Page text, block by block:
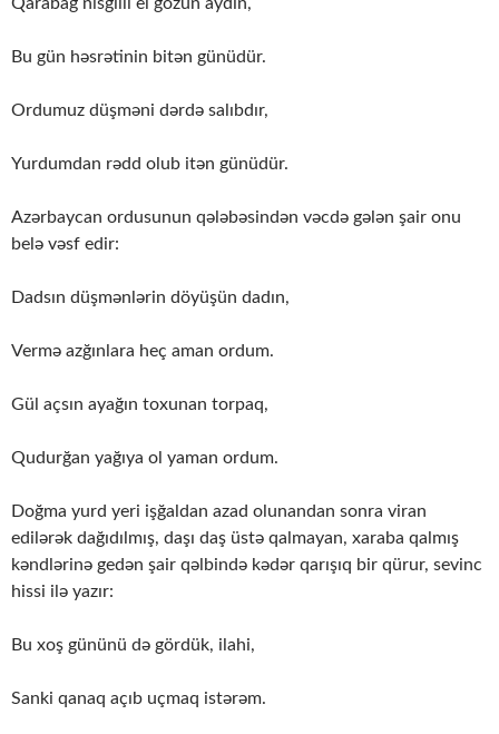
Qarabağ nisgilli el gözün aydın,
Bu gün həsrətinin bitən günüdür.
Ordumuz düşməni dərdə salıbdır,
Yurdumdan rədd olub itən günüdür.
Azərbaycan ordusunun qələbəsindən vəcdə gələn şair onu
belə vəsf edir:
Dadsın düşmənlərin döyüşün dadın,
Vermə azğınlara heç aman ordum.
Gül açsın ayağın toxunan torpaq,
Qudurğan yağıya ol yaman ordum.
Doğma yurd yeri işğaldan azad olunandan sonra viran
edilərək dağıdılmış, daşı daş üstə qalmayan, xaraba qalmış
kəndlərinə gedən şair qəlbində kədər qarışıq bir qürur, sevinc
hissi ilə yazır:
Bu xoş gününü də gördük, ilahi,
Sanki qanaq açıb uçmaq istərəm.